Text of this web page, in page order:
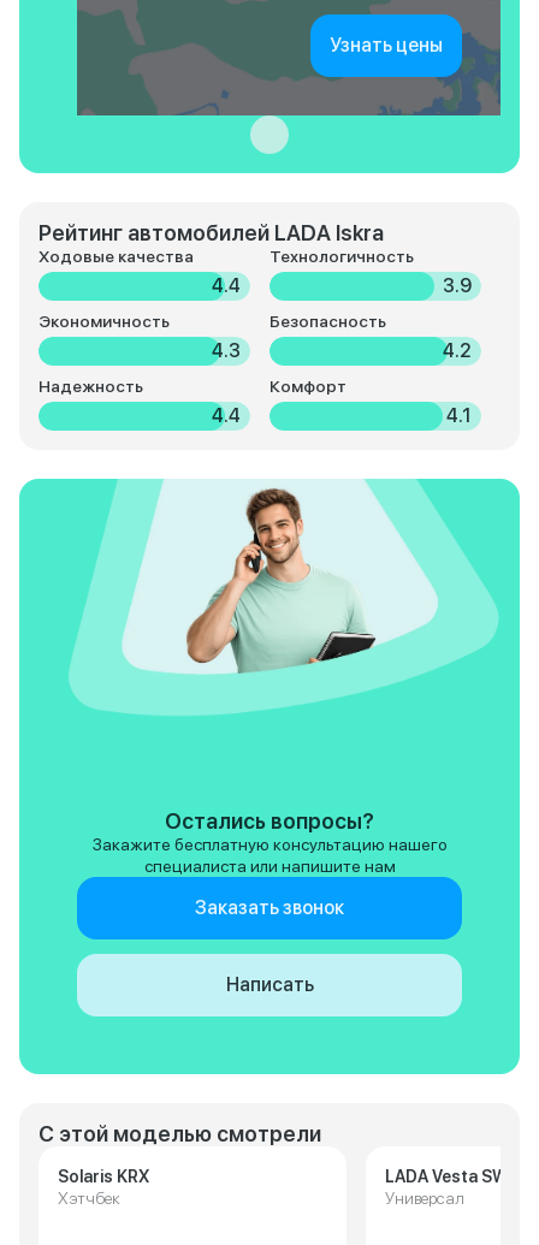
Узнать цены
Рейтинг автомобилей LADA Iskra
Ходовые качества
4.4
Технологичность
3.9
Экономичность
4.3
Безопасность
4.2
Надежность
4.4
Комфорт
4.1
С этой моделью смотрели
Solaris KRX
Хэтчбек
LADA Vesta SW
Универсал
Остались вопросы?
Закажите бесплатную консультацию нашего
специалиста или напишите нам
Заказать звонок
Написать